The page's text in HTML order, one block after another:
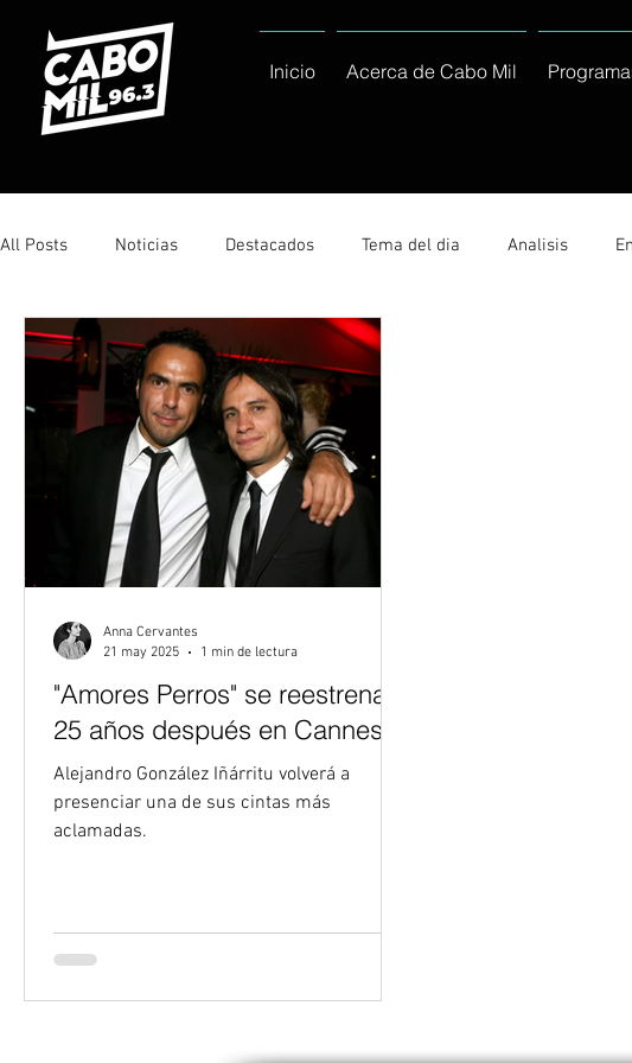
Inicio Acerca de Cabo Mil
All Posts Noticias Destacados Tema del dia Analisis
Sólo Tránsito Local Reportajes Especiales Al Cabo Notic
Servicio Social
"Amores Perros" se reestrena
25 años después en Cannes
Alejandro González Iñárritu volverá a
presenciar una de sus cintas más
aclamadas.
Anna Cervantes
21 may 2025
1 min de lectura